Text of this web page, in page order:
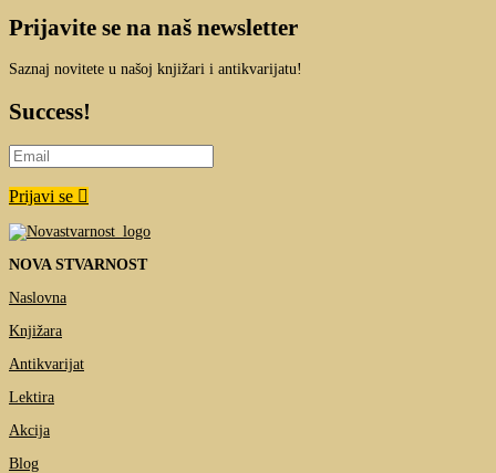
Prijavite se na naš newsletter
Saznaj novitete u našoj knjižari i antikvarijatu!
Success!
Prijavi se
NOVA STVARNOST
Naslovna
Knjižara
Antikvarijat
Lektira
Akcija
Blog